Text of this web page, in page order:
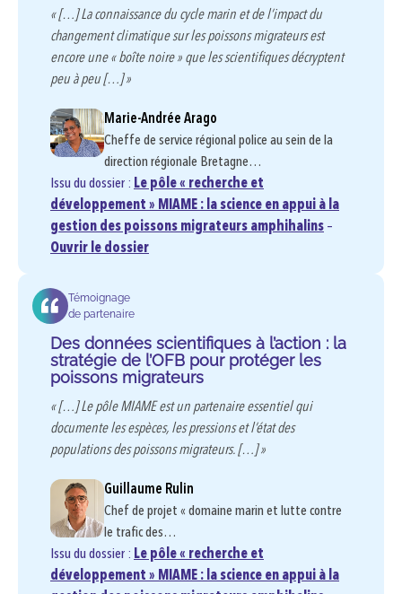
« […] La connaissance du cycle marin et de l’impact du
changement climatique sur les poissons migrateurs est
encore une « boîte noire » que les scientifiques décryptent
peu à peu […] »
Marie-Andrée Arago
Cheffe de service régional police au sein de la
direction régionale Bretagne…
Issu du dossier : Le pôle « recherche et
développement » MIAME : la science en appui à la
gestion des poissons migrateurs amphihalins –
Ouvrir le dossier
Témoignage
de partenaire
Des données scientifiques à l’action : la
stratégie de l’OFB pour protéger les
poissons migrateurs
« […] Le pôle MIAME est un partenaire essentiel qui
documente les espèces, les pressions et l’état des
populations des poissons migrateurs. […] »
Guillaume Rulin
Chef de projet « domaine marin et lutte contre
le trafic des…
Issu du dossier : Le pôle « recherche et
développement » MIAME : la science en appui à la